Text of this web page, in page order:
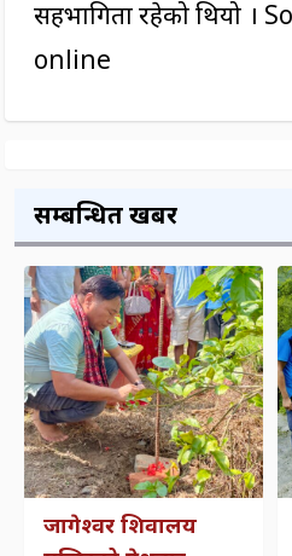
सहभागिता रहेको थियो
online
सम्बन्धित खबर
जागेश्वर शिवालय